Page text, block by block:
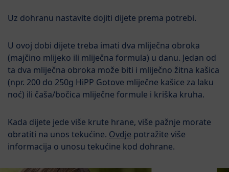
Uz dohranu nastavite dojiti dijete prema potrebi.
U ovoj dobi dijete treba imati dva mliječna obroka
(majčino mlijeko ili mliječna formula) u danu. Jedan od
ta dva mliječna obroka može biti i mliječno žitna kašica
(npr. 200 do 250g HiPP Gotove mliječne kašice za laku
noć) ili čaša/bočica mliječne formule i kriška kruha.
Kada dijete jede više krute hrane, više pažnje morate
obratiti na unos tekućine. Ovdje potražite više
informacija o unosu tekućine kod dohrane.